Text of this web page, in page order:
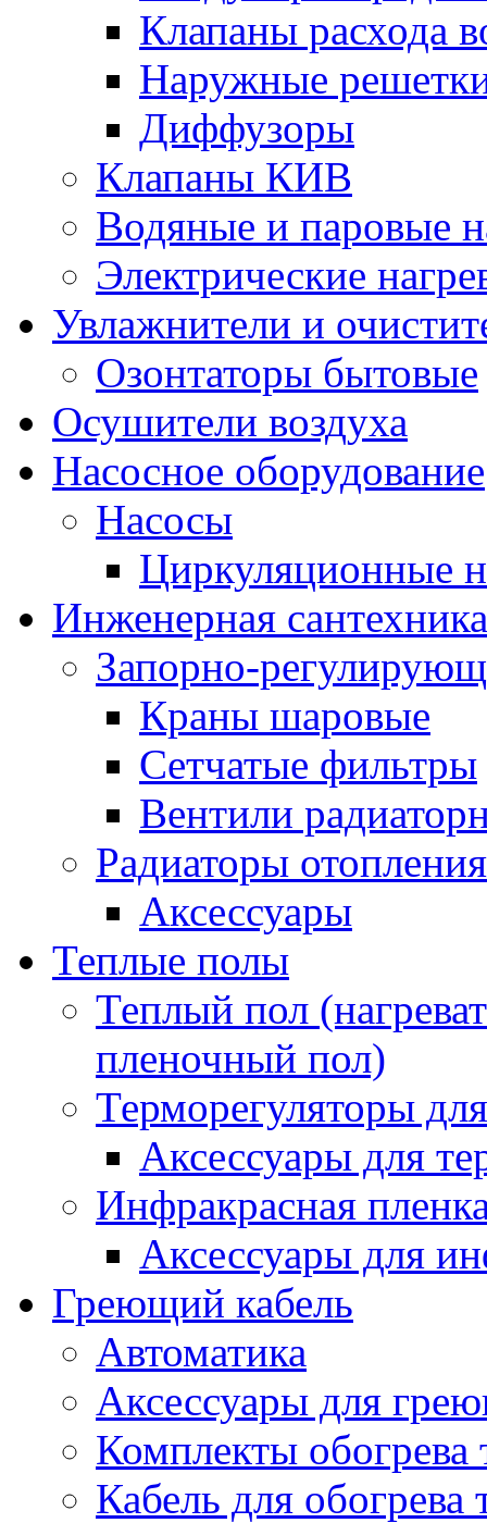
Клапаны расхода
Наружные
Диффузоры
Клапаны КИВ
Водяные и паровые
Электрические
Увлажнители и
Озонтаторы бытовые
Осушители воздуха
Насосное оборудование
Насосы
Циркуляционные
Инженерная сантехника
Запорно-
Краны шаровые
Сетчатые фильтры
Вентили
Радиаторы отопления
Аксессуары
Теплые полы
Теплый пол
пленочный пол)
Терморегуляторы
Аксессуары для
Инфракрасная
Аксессуары для
Греющий кабель
Автоматика
Аксессуары для
Комплекты обогрева
Кабель для обогрева